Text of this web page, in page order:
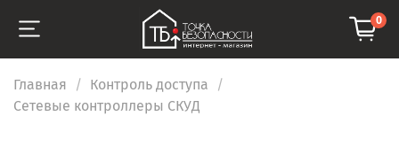
0
Главная
Контроль доступа
Сетевые контроллеры СКУД